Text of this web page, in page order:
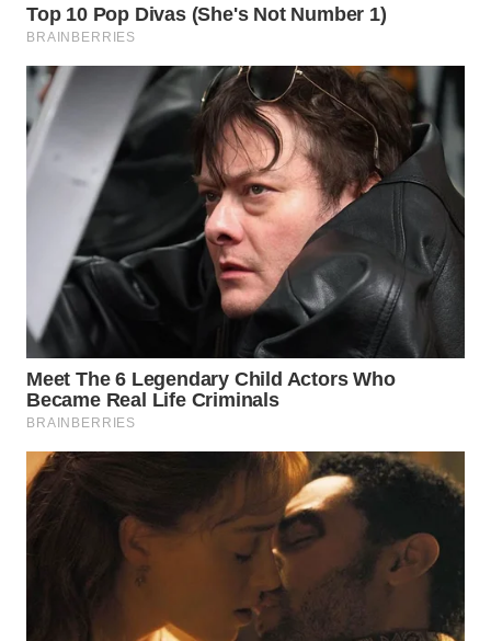
WN
SELATAN
LESUNG
WN
KARO
WN
SIMALUNGUN
WN
LABUHANBATU
WN
TAPANULI
WN DELI